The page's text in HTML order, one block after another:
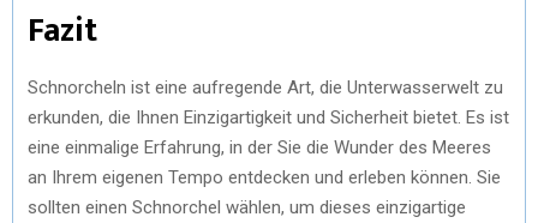
Fazit
Schnorcheln ist eine aufregende Art, die Unterwasserwelt zu
erkunden, die Ihnen Einzigartigkeit und Sicherheit bietet. Es ist
eine einmalige Erfahrung, in der Sie die Wunder des Meeres
an Ihrem eigenen Tempo entdecken und erleben können. Sie
sollten einen Schnorchel wählen, um dieses einzigartige